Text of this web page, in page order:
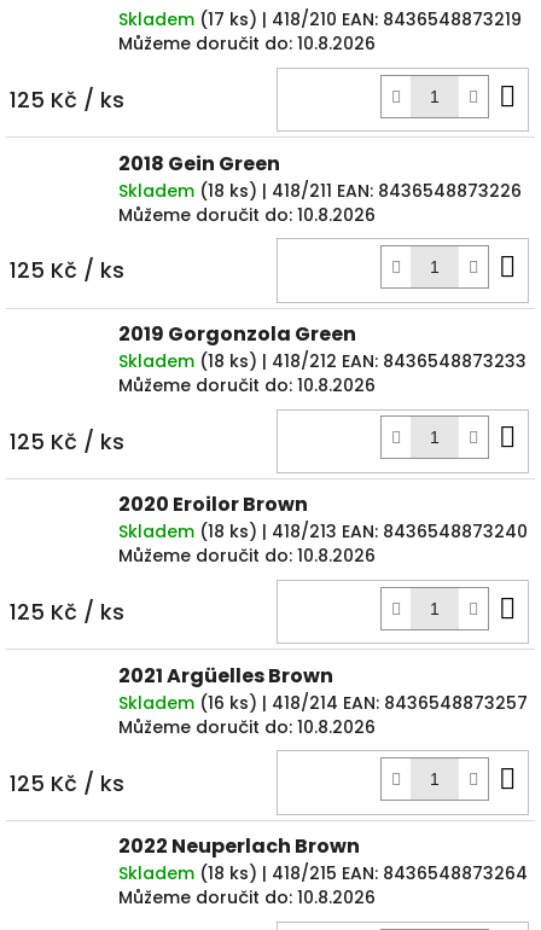
Skladem (17 ks) | 418/210 EAN: 8436548873219
Můžeme doručit do: 10.8.2026
125 Kč / ks
2018 Gein Green
Skladem (18 ks) | 418/211 EAN: 8436548873226
Můžeme doručit do: 10.8.2026
125 Kč / ks
2019 Gorgonzola Green
Skladem (18 ks) | 418/212 EAN: 8436548873233
Můžeme doručit do: 10.8.2026
125 Kč / ks
2020 Eroilor Brown
Skladem (18 ks) | 418/213 EAN: 8436548873240
Můžeme doručit do: 10.8.2026
125 Kč / ks
2021 Argüelles Brown
Skladem (16 ks) | 418/214 EAN: 8436548873257
Můžeme doručit do: 10.8.2026
125 Kč / ks
2022 Neuperlach Brown
Skladem (18 ks) | 418/215 EAN: 8436548873264
Můžeme doručit do: 10.8.2026